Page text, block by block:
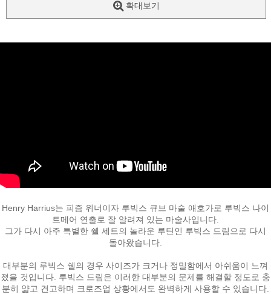
확대보기
Henry Harrius는 피즘 위너이자 루빅스 큐브 마술 애호가로 루빅스 나이
트메어 연출로 잘 알려져 있는 마술사입니다.
그가 다시 아주 특별한 쉘 세트의 놀라운 루틴인 루빅스 드림으로 다시
돌아왔습니다.
대부분의 루빅스 쉘의 경우 사이즈가 크거나 정밀함에서 아쉬움이 느껴
졌을 것입니다. 루빅스 드림은 이러한 대부분의 문제를 해결할 정도로 충
분히 얇고 견고하며 크로즈업 상황에서도 완벽하게 사용할 수 있습니다.